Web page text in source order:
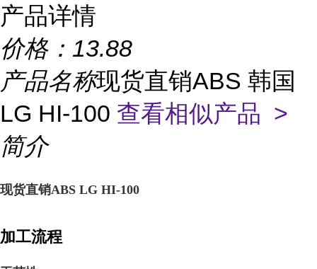
产品详情
价格： 13.88
产品名称现货直销ABS 韩国
LG HI-100 查看相似产品 >
简介
现货直销ABS LG HI-100
加工流程